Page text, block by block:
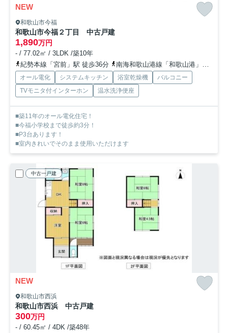
NEW
和歌山市今福
和歌山市今福２丁目 中古戸建
1,890万円
- / 77.02㎡ / 3LDK /築10年
紀勢本線「宮前」駅 徒歩36分
南海和歌山港線「和歌山港」駅 徒歩37分
オール電化 システムキッチン 浴室乾燥機
バルコニー
TVモニタ付インターホン
温水洗浄便座
■築11年のオール電化住宅！
■今福小学校まで徒歩約3分！
■P3台あります！
■室内きれいでそのまま使用いただけます
中古一戸建
NEW
和歌山市西浜
和歌山市西浜 中古戸建
300万円
- / 60.45㎡ / 4DK /築48年